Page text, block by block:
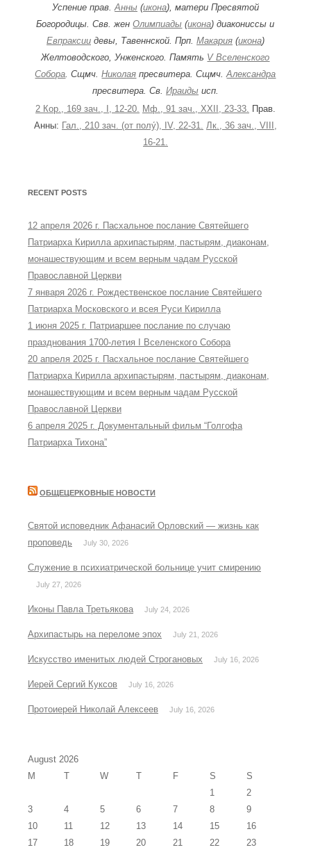
Успение прав. Анны (икона), матери Пресвятой
Богородицы. Свв. женОлимпиады (икона) диакониссы и
Евпраксии девы, Тавеннской. Прп. Макария (икона)
Желтоводского, Унженского. Память V Вселенского
Собора . Сщмч.Николая пресвитера. Сщмч.Александра
пресвитера. Св. Ираиды исп.
2 Кор., 169 зач., I, 12-20. Мф., 91 зач., XXII, 23-33. Прав.
Анны: Гал., 210 зач. (от полу́), IV, 22-31.
Лк., 36 зач., VIII,
16-21.
RECENT POSTS
12 апреля 2026 г. Пасхальное послание Святейшего
Патриарха Кирилла архипастырям, пастырям, диаконам,
монашествующим и всем верным чадам Русской
Православной Церкви
7 января 2026 г. Рождественское послание Святейшего
Патриарха Московского и всея Руси Кирилла
1 июня 2025 г. Патриаршее послание по случаю
празднования 1700-летия I Вселенского Собора
20 апреля 2025 г. Пасхальное послание Святейшего
Патриарха Кирилла архипастырям, пастырям, диаконам,
монашествующим и всем верным чадам Русской
Православной Церкви
6 апреля 2025 г. Документальный фильм “Голгофа
Патриарха Тихона”
ОБЩЕЦЕРКОВНЫЕ НОВОСТИ
Святой исповедник Афанасий Орловский — жизнь как
проповедь
July 30, 2026
Служение в психиатрической больнице учит смирению
July 27, 2026
Иконы Павла Третьякова July 24, 2026
Архипастырь на переломе эпох July 21, 2026
Искусство именитых людей Строгановых July 16, 2026
Иерей Сергий Куксов July 16, 2026
Протоиерей Николай Алексеев July 16, 2026
August 2026
M
T W T F S S
1
2
3
4 5 6 7 8
9
10
11 12 13 14 15
16
17
18 19 20 21 22
23